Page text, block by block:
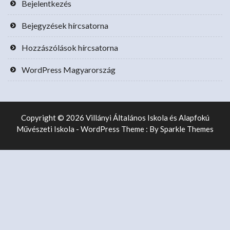
Bejelentkezés
Bejegyzések hírcsatorna
Hozzászólások hírcsatorna
WordPress Magyarország
Copyright © 2026 Villányi Általános Iskola és Alapfokú
Művészeti Iskola - WordPress Theme : BySparkle Themes